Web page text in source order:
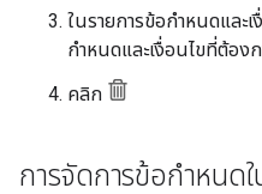
ในรายการข้อกำหนดและเ
กำหนดและเงื่อนไขที่ต้อง
คลิก
การจัดการข้อกำหนดใ